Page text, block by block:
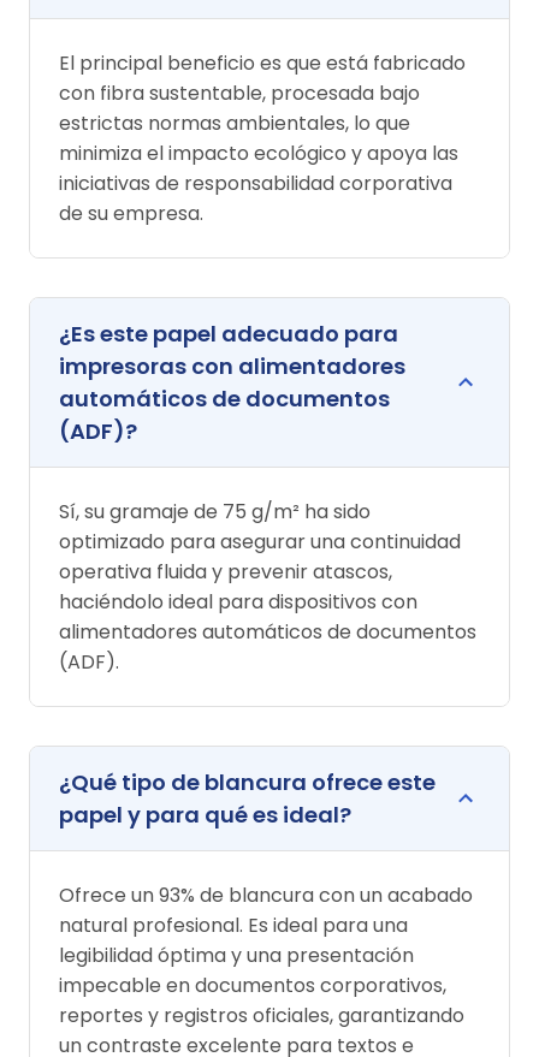
El principal beneficio es que está fabricado
con fibra sustentable, procesada bajo
estrictas normas ambientales, lo que
minimiza el impacto ecológico y apoya las
iniciativas de responsabilidad corporativa
de su empresa.
¿Es este papel adecuado para
impresoras con alimentadores
automáticos de documentos
(ADF)?
Sí, su gramaje de 75 g/m² ha sido
optimizado para asegurar una continuidad
operativa fluida y prevenir atascos,
haciéndolo ideal para dispositivos con
alimentadores automáticos de documentos
(ADF).
¿Qué tipo de blancura ofrece este
papel y para qué es ideal?
Ofrece un 93% de blancura con un acabado
natural profesional. Es ideal para una
legibilidad óptima y una presentación
impecable en documentos corporativos,
reportes y registros oficiales, garantizando
un contraste excelente para textos e